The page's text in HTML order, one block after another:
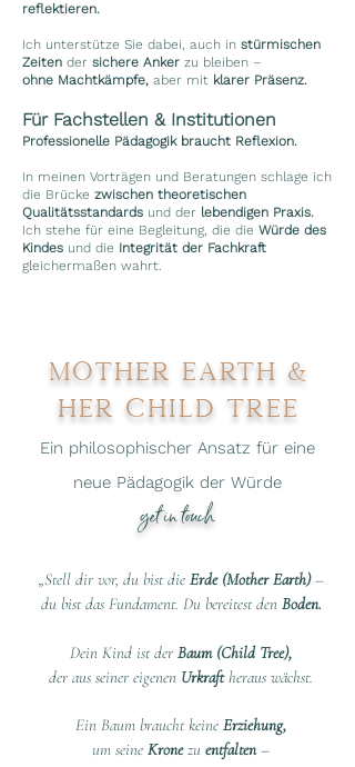
reflektieren.
Ich unterstütze Sie dabei, auch in stürmischen
Zeiten der sichere Anker zu bleiben –
ohne Machtkämpfe, aber mit klarer Präsenz.
Für Fachstellen & Institutionen
Professionelle Pädagogik braucht Reflexion.
In meinen Vorträgen und Beratungen schlage ich
die Brücke zwischen theoretischen
Qualitätsstandards und der lebendigen Praxis.
Ich stehe für eine Begleitung, die die Würde des
Kindes und die Integrität der Fachkraft
gleichermaßen wahrt.
Mother Earth &
hER cHILD tree
Ein philosophischer Ansatz für eine
neue Pädagogik der Würde​
get in touch
„Stell dir vor, du bist die Erde (Mother Earth)–
du bist das Fundament. Du bereitest den Boden.
Dein Kind ist der Baum (Child Tree),
der aus seiner eigenen Urkraftheraus wächst.
Ein Baum braucht keine Erziehung,
um seine Kronezu entfalten–